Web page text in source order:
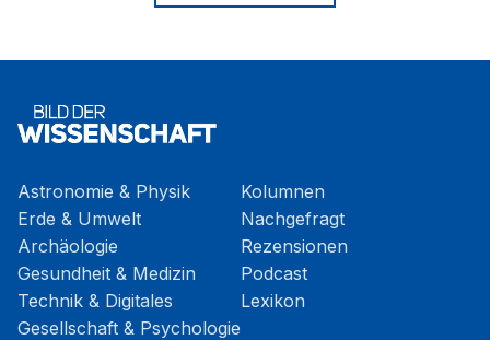
Astronomie & Physik
Erde & Umwelt
Archäologie
Gesundheit & Medizin
Technik & Digitales
Gesellschaft & Psychologie
Kolumnen
Nachgefragt
Rezensionen
Podcast
Lexikon